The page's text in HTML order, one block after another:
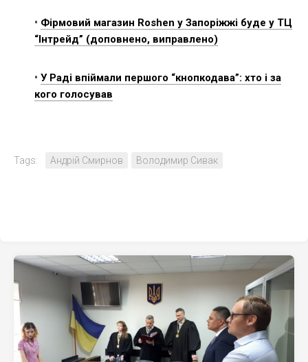
• Фірмовий магазин Roshen у Запоріжжі буде у ТЦ
“Інтрейд” (доповнено, виправлено)
• У Раді впіймали першого “кнопкодава”: хто і за
кого голосував
Tags: Андрій Смирнов Володимир Сивак